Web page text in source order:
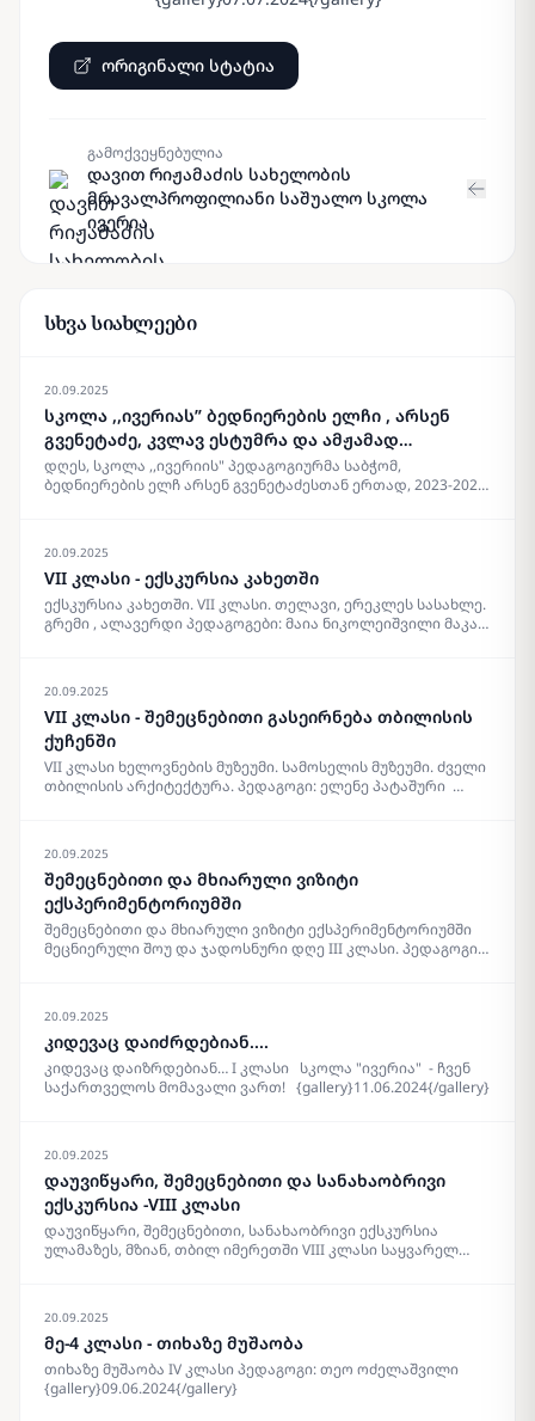
ორიგინალი სტატია
გამოქვეყნებულია
დავით რიჟამაძის სახელობის
მრავალპროფილიანი საშუალო სკოლა
ივერია
სხვა სიახლეები
20.09.2025
სკოლა ,,ივერიას” ბედნიერების ელჩი , არსენ
გვენეტაძე, კვლავ ესტუმრა და ამჟამად
მასწავლებლებს შეხვდა
დღეს, სკოლა ,,ივერიის" პედაგოგიურმა საბჭომ,
ბედნიერების ელჩ არსენ გვენეტაძესთან ერთად, 2023-2024
გადასცეს ამის დასტურად. არსენი არის პიროვნება,
რომელიც უამრავ სიკეთესთან ერთად გარშემო
ბედნიერებას აფრქვევს და როდესაც მას უსმენ ხვდები ,
რომ სიყვარულისთვის ხარ მოვლენილი დედამიწაზე…
სადაც ,როგორც არსენი ამბობს ,არც არაფერი იწყება და
თავისუფლება, პიროვნულ ღირსებასთან ერთად პიროვნულ
ბედნიერებას ქმნის! ყველა ერთად კი ბედნიერების
გალაქტიკას შექმნის! გმადლობ არსენ ამ ლამაზი
სიტყვებისთვის, დღევანდელი დღისთვის და იმ დადებითი
ემოციებისთვის , რომელიც გვაჩუქე
{gallery}18.06.2024{/gallery}
20.09.2025
VII კლასი - ექსკურსია კახეთში
ექსკურსია კახეთში. VII კლასი. თელავი, ერეკლეს სასახლე.
გრემი , ალავერდი პედაგოგები: მაია ნიკოლეიშვილი მაკა
20.09.2025
VII კლასი - შემეცნებითი გასეირნება თბილისის
ქუჩენში
VII კლასი ხელოვნების მუზეუმი. სამოსელის მუზეუმი. ძველი
თბილისის არქიტექტურა. პედაგოგი: ელენე პატაშური
20.09.2025
შემეცნებითი და მხიარული ვიზიტი
ექსპერიმენტორიუმში
შემეცნებითი და მხიარული ვიზიტი ექსპერიმენტორიუმში
მეცნიერული შოუ და ჯადოსნური დღე III კლასი. პედაგოგი:
20.09.2025
კიდევაც დაიძრდებიან....
კიდევაც დაიზრდებიან… I კლასი სკოლა "ივერია" - ჩვენ
საქართველოს მომავალი ვართ! {gallery}11.06.2024{/gallery}
20.09.2025
დაუვიწყარი, შემეცნებითი და სანახაობრივი
ექსკურსია -VIII კლასი
დაუვიწყარი, შემეცნებითი, სანახაობრივი ექსკურსია
ულამაზეს, მზიან, თბილ იმერეთში VIII კლასი საყვარელ
დარბაზი და ბოლოს კვერეთში სადილი
{gallery}10.06.2024{/gallery}
20.09.2025
მე-4 კლასი - თიხაზე მუშაობა
თიხაზე მუშაობა IV კლასი პედაგოგი: თეო ოძელაშვილი
{gallery}09.06.2024{/gallery}